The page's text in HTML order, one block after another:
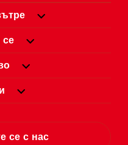
се с нас